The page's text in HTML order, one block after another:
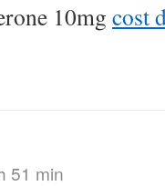
10mg cost
51 min